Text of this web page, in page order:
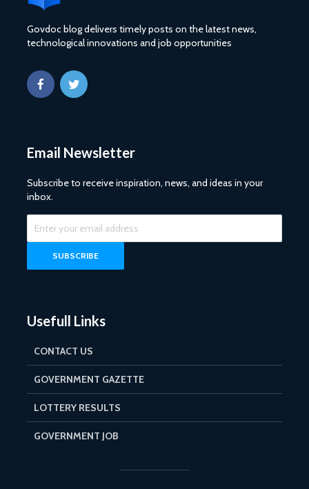
Govdoc blog delivers timely posts on the latest news,
technological innovations and job opportunities
Email Newsletter
Subscribe to receive inspiration, news, and ideas in your
inbox.
Usefull Links
CONTACT US
GOVERNMENT GAZETTE
LOTTERY RESULTS
GOVERNMENT JOB